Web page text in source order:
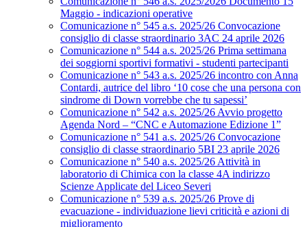
Maggio - indicazioni operative
Comunicazione n° 545 a.s. 2025/26 Convocazione
consiglio di classe straordinario 3AC 24 aprile 2026
Comunicazione n° 544 a.s. 2025/26 Prima settimana
dei soggiorni sportivi formativi - studenti partecipanti
Comunicazione n° 543 a.s. 2025/26 incontro con Anna
Contardi, autrice del libro ‘10 cose che una persona con
sindrome di Down vorrebbe che tu sapessi’
Comunicazione n° 542 a.s. 2025/26 Avvio progetto
Agenda Nord – “CNC e Automazione Edizione 1”
Comunicazione n° 541 a.s. 2025/26 Convocazione
consiglio di classe straordinario 5BI 23 aprile 2026
Comunicazione n° 540 a.s. 2025/26 Attività in
laboratorio di Chimica con la classe 4A indirizzo
Scienze Applicate del Liceo Severi
Comunicazione n° 539 a.s. 2025/26 Prove di
evacuazione - individuazione lievi criticità e azioni di
miglioramento